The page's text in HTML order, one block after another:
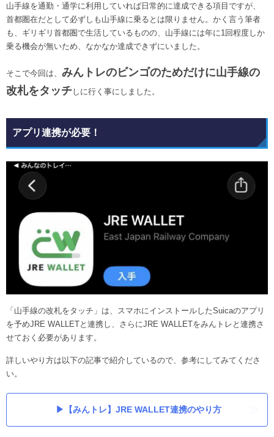
山手線を通勤・通学に利用していれば日常的に達成できる項目ですが、
首都圏在だとして必ずしも山手線に乗るとは限りません。かく言う筆者
も、ギリギリ首都圏で生活しているものの、山手線には年に1回程度しか
乗る機会が無いため、なかなか達成できずにいました。
そこで今回は、 みんトレのビンゴのためだけに山手線の
改札をタッチしに行く事にしました。
アプリ連携が必要！
「山手線の改札をタッチ」は、スマホにインストールしたSuicaのアプリ
を予めJRE WALLETと連携し、さらにJRE WALLETをみんトレと連携さ
せておく必要があります。
詳しいやり方は以下の記事で紹介しているので、参考にしてみてくださ
い。
▶【みんトレ】JRE WALLET連携のやり方